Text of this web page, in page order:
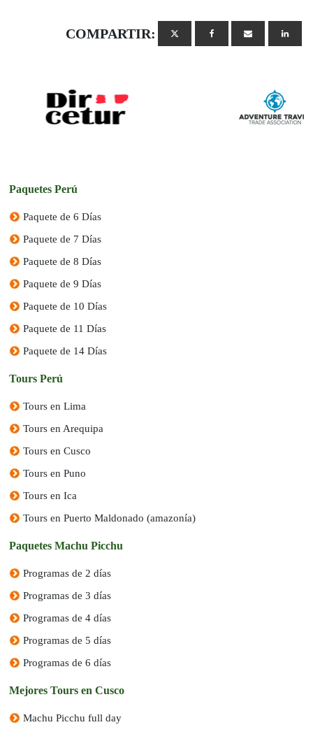
COMPARTIR:
Paquetes Perú
Paquete de 6 Días
Paquete de 7 Días
Paquete de 8 Días
Paquete de 9 Días
Paquete de 10 Días
Paquete de 11 Días
Paquete de 14 Días
Tours Perú
Tours en Lima
Tours en Arequipa
Tours en Cusco
Tours en Puno
Tours en Ica
Tours en Puerto Maldonado (amazonía)
Paquetes Machu Picchu
Programas de 2 días
Programas de 3 días
Programas de 4 días
Programas de 5 días
Programas de 6 días
Mejores Tours en Cusco
Machu Picchu full day